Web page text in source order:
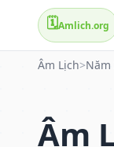
🗓️Amlich.org
Âm Lịch>Năm
Âm